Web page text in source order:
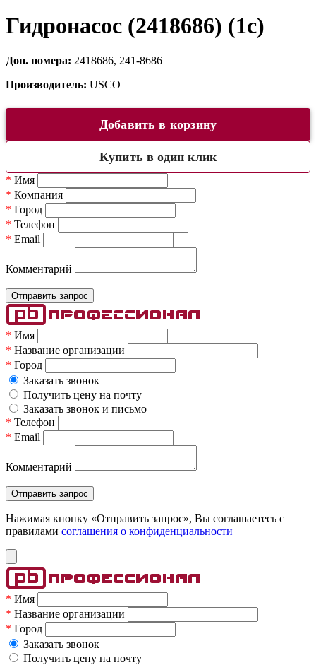
Гидронасос (2418686) (1c)
Доп. номера: 2418686, 241-8686
Производитель: USCO
Добавить в корзину
Купить в один клик
* Имя
* Компания
* Город
* Телефон
* Email
Комментарий
* Имя
* Название организации
* Город
Заказать звонок
Получить цену на почту
Заказать звонок и письмо
* Телефон
* Email
Комментарий
Нажимая кнопку «Отправить запрос», Вы соглашаетесь c
правилами соглашения о конфиденциальности
* Имя
* Название организации
* Город
Заказать звонок
Получить цену на почту